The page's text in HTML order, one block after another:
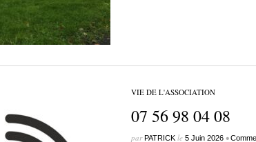
VIE DE L'ASSOCIATION
07 56 98 04 08
parPATRICKle 5 Juin 2026 •